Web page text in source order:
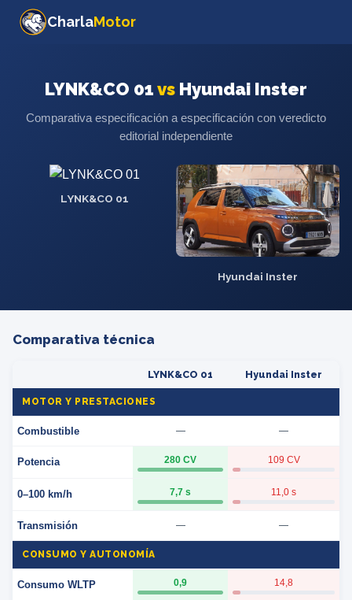
CharlaMotor
LYNK&CO 01vs Hyundai Inster
Comparativa especificación a especificación con veredicto
editorial independiente
LYNK&CO 01
Hyundai Inster
Comparativa técnica
LYNK&CO 01 Hyundai Inster
MOTOR Y PRESTACIONES
Combustible — —
Potencia 280 CV 109 CV
0–100 km/h 7,7 s 11,0 s
Transmisión — —
CONSUMO Y AUTONOMÍA
Consumo WLTP 0,9 14,8